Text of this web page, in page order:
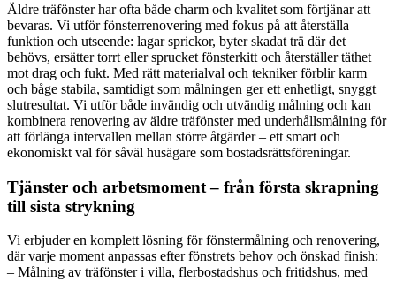
Äldre träfönster har ofta både charm och kvalitet som förtjänar att
bevaras. Vi utför fönsterrenovering med fokus på att återställa
funktion och utseende: lagar sprickor, byter skadat trä där det
behövs, ersätter torrt eller sprucket fönsterkitt och återställer täthet
mot drag och fukt. Med rätt materialval och tekniker förblir karm
och båge stabila, samtidigt som målningen ger ett enhetligt, snyggt
slutresultat. Vi utför både invändig och utvändig målning och kan
kombinera renovering av äldre träfönster med underhållsmålning för
att förlänga intervallen mellan större åtgärder – ett smart och
ekonomiskt val för såväl husägare som bostadsrättsföreningar.
Tjänster och arbetsmoment – från första skrapning
till sista strykning
Vi erbjuder en komplett lösning för fönstermålning och renovering,
där varje moment anpassas efter fönstrets behov och önskad finish:
– Målning av träfönster i villa, flerbostadshus och fritidshus, med